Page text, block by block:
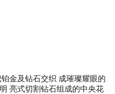
金及钻石交织 成璀璨耀眼的
亮式切割钻石组成的中央花